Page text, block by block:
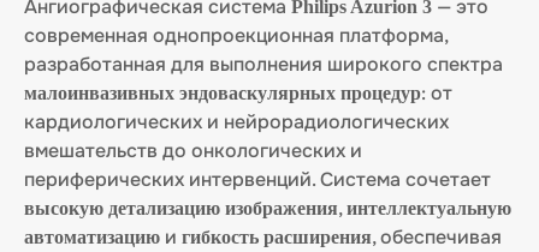
Ангиографическая система Philips Azurion 3 — это
современная однопроекционная платформа,
разработанная для выполнения широкого спектра
малоинвазивных эндоваскулярных процедур: от
кардиологических и нейрорадиологических
вмешательств до онкологических и
периферических интервенций. Система сочетает
высокую детализацию изображения,интеллектуальную
автоматизацию и гибкость расширения, обеспечивая